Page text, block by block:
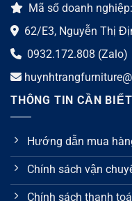
Mã số doanh
62/E3, Nguyễn Thị
0932.172.808 (Zalo)
THÔNG TIN CẦN BIẾT
Hướng dẫn mua
Chính sách vận
Chính sách thanh